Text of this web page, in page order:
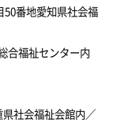
50番地愛知県社会福
合福祉センター内
社会福祉会館内／